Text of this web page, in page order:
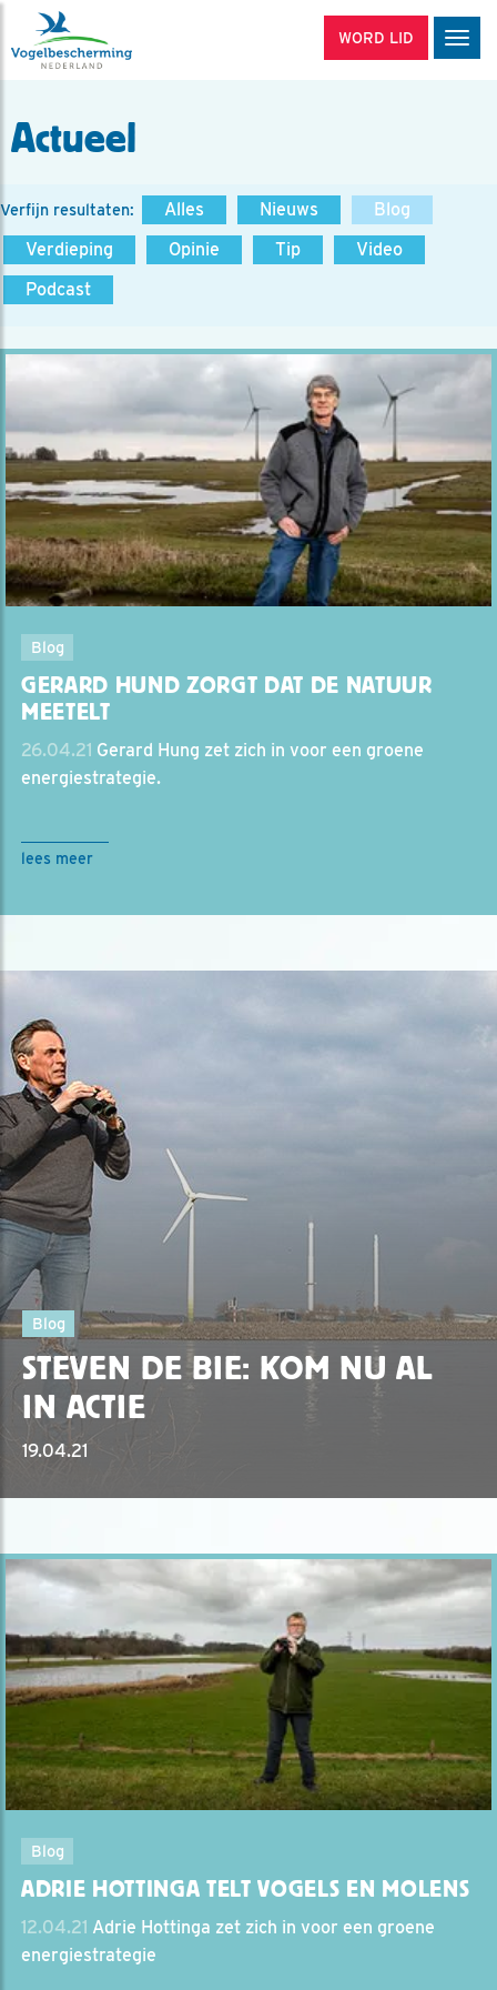
WORD LID
Actueel
Verfijn resultaten: Alles Nieuws
Blog
Verdieping
Opinie Tip
Video
Podcast
Blog
GERARD HUND ZORGT DAT DE NATUUR
MEETELT
26.04.21 Gerard Hung zet zich in voor een groene
energiestrategie.
lees meer
Blog
STEVEN DE BIE: KOM NU AL
IN ACTIE
19.04.21
Blog
ADRIE HOTTINGA TELT VOGELS EN MOLENS
12.04.21 Adrie Hottinga zet zich in voor een groene
energiestrategie